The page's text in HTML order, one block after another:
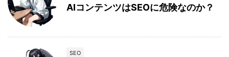
AIコンテンツはSEOに危険なのか？
SEO